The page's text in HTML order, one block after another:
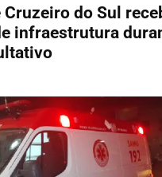
Cruzeiro do Sul
infraestrutura